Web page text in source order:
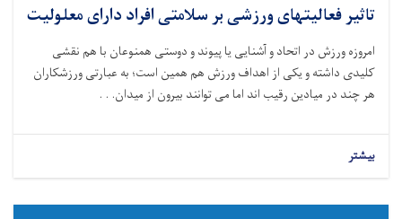
تاثیر فعالیتهای ورزشی بر سلامتی افراد دارای معلولیت
امروزه ورزش در اتحاد و آشنایی یا پیوند و دوستی همنوعان با هم نقشی
کلیدی داشته و یکی از اهداف ورزش هم همین است؛ به عبارتی ورزشکاران
هر چند در میادین رقیب اند اما می توانند بیرون از میدان. . .
بیشتر